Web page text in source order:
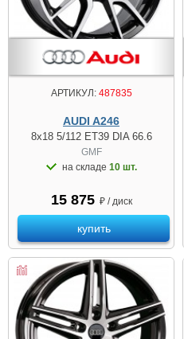
АРТИКУЛ:487835
AUDI A246
8x18 5/112 ET39 DIA 66.6
GMF
на складе 10 шт.
15 875 ₽ / диск
купить